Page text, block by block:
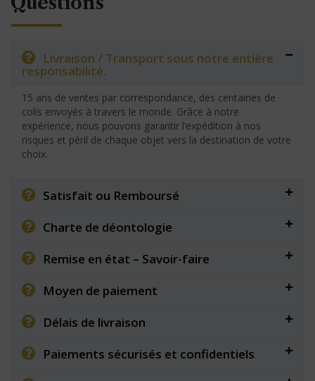
Livraison / Transport sous notre entière
responsabilité.
15 ans de ventes par correspondance, des centaines de
colis envoyés à travers le monde. Grâce à notre
expérience, nous pouvons garantir l’expédition à nos
risques et péril de chaque objet vers la destination de votre
choix.
Satisfait ou Remboursé
Charte de déontologie
Remise en état – Savoir-faire
Moyen de paiement
Délais de livraison
Paiements sécurisés et confidentiels